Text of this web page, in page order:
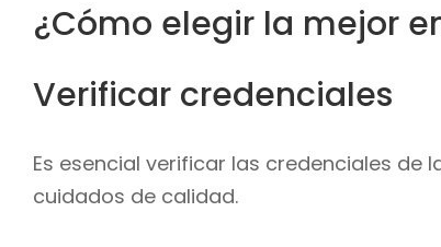
¿Cómo elegir la mejor
Verificar credenciales
Es esencial verificar las credenciales
cuidados de calidad.